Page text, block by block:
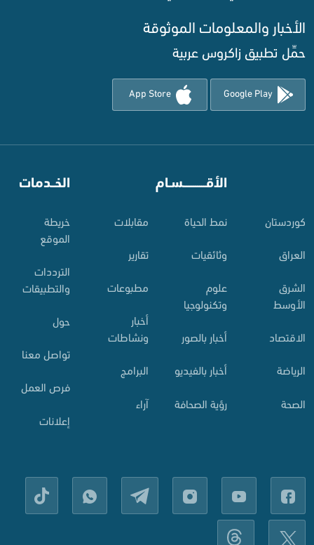
الأخبار والمعلومات الموثوقة‌
حمِّل تطبيق زاكروس عربية
Google Play
App Store
کوردستان
العراق
الشرق
الأوسط
الاقتصاد
الرياضة
الصحة
الأقـــــــــــسـام
نمط الحياة
وثائقيات
علوم
وتكنولوجيا
أخبار بالصور
أخبار بالفيديو
رؤية الصحافة
مقابلات
تقارير
مطبوعات
أخبار
ونشاطات
البرامج
آراء
الخــدمات
خريطة
الموقع
الترددات
والتطبيقات
حول
تواصل معنا
فرص العمل
إعلانات